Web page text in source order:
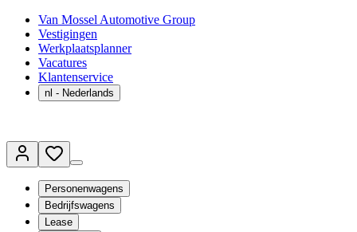
Van Mossel Automotive Group
Vestigingen
Werkplaatsplanner
Vacatures
Klantenservice
nl - Nederlands
Personenwagens
Bedrijfswagens
Lease